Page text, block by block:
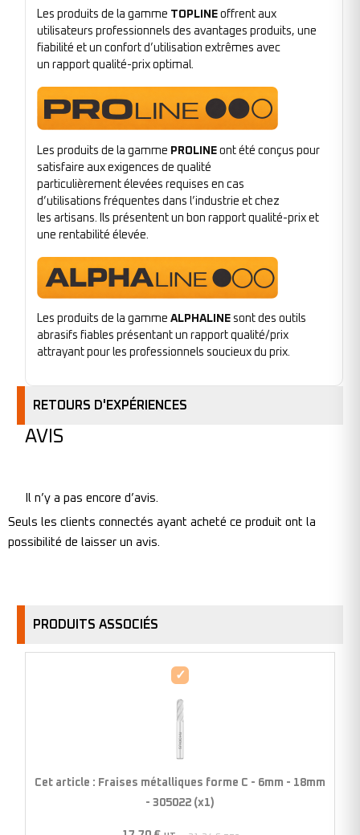
Les produits de la gamme TOPLINE offrent aux
utilisateurs professionnels des avantages produits, une
fiabilité et un confort d’utilisation extrêmes avec
un rapport qualité-prix optimal.
Les produits de la gamme PROLINE ont été conçus pour
satisfaire aux exigences de qualité
particulièrement élevées requises en cas
d’utilisations fréquentes dans l’industrie et chez
les artisans. Ils présentent un bon rapport qualité-prix et
une rentabilité élevée.
Les produits de la gamme ALPHALINE sont des outils
abrasifs fiables présentant un rapport qualité/prix
attrayant pour les professionnels soucieux du prix.
RETOURS D'EXPÉRIENCES
AVIS
Il n’y a pas encore d’avis.
Seuls les clients connectés ayant acheté ce produit ont la
possibilité de laisser un avis.
PRODUITS ASSOCIÉS
Fraises
forme
Cet article : Fraises métalliques forme C - 6mm - 18mm
- 305022 (x1)